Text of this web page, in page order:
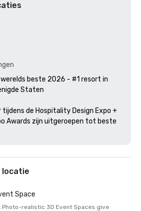
beste 2026 - #1 resort in
Staten
de Hospitality Design Expo +
Awards zijn uitgeroepen tot beste
locatie
Space
Photo-realistic 3D Event Spaces give